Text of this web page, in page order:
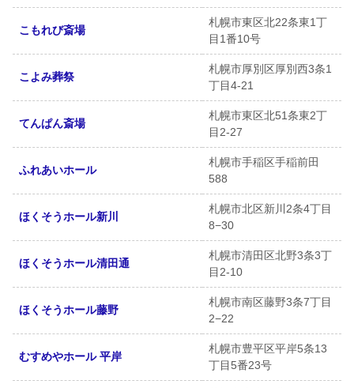
こもれび斎場
札幌市東区北22条東1丁
目1番10号
こよみ葬祭
札幌市厚別区厚別西3条1
丁目4-21
てんぱん斎場
札幌市東区北51条東2丁
目2-27
ふれあいホール
札幌市手稲区手稲前田
588
ほくそうホール新川
札幌市北区新川2条4丁目
8−30
ほくそうホール清田通
札幌市清田区北野3条3丁
目2-10
ほくそうホール藤野
札幌市南区藤野3条7丁目
2−22
むすめやホール 平岸
札幌市豊平区平岸5条13
丁目5番23号